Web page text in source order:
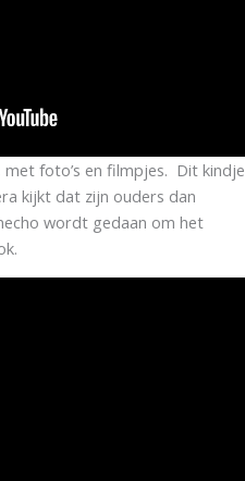
foto’s en filmpjes. Dit kindje
kijkt dat zijn ouders dan
wordt gedaan om het